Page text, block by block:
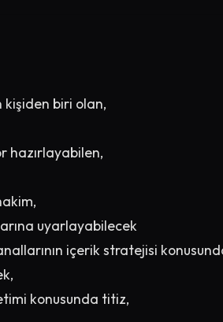
kişiden biri olan,
hazırlayabilen,
uyarlayabilecek
içerik stratejisi
konusunda titiz,